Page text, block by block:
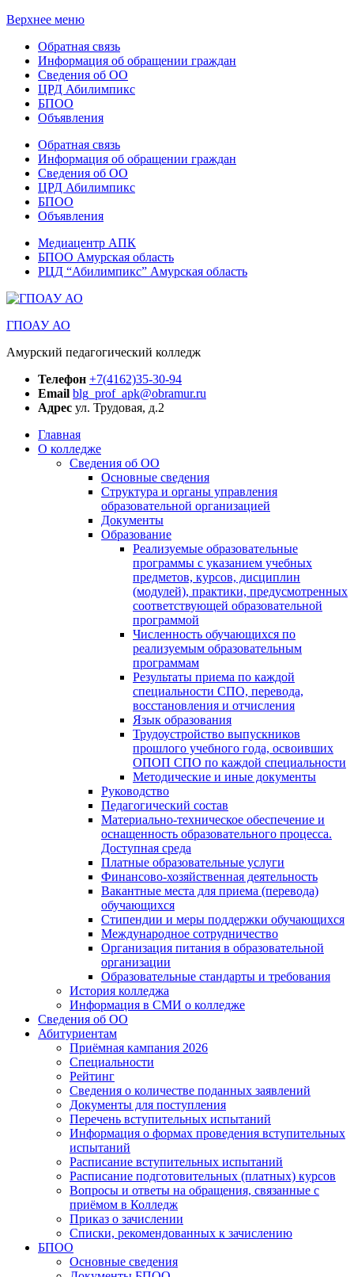
Верхнее меню
Обратная связь
Информация об обращении граждан
Сведения об ОО
ЦРД Абилимпикс
БПОО
Объявления
Обратная связь
Информация об обращении граждан
Сведения об ОО
ЦРД Абилимпикс
БПОО
Объявления
Медиацентр АПК
БПОО Амурская область
РЦД “Абилимпикс” Амурская область
ГПОАУ АО
Амурский педагогический колледж
Телефон +7(4162)35-30-94
Email blg_prof_apk@obramur.ru
Адрес ул. Трудовая, д.2
Главная
О колледже
Сведения об ОО
Основные сведения
Структура и органы управления
образовательной организацией
Документы
Образование
Реализуемые образовательные
программы с указанием учебных
предметов, курсов, дисциплин
(модулей), практики, предусмотренных
соответствующей образовательной
программой
Численность обучающихся по
реализуемым образовательным
программам
Результаты приема по каждой
специальности СПО, перевода,
восстановления и отчисления
Язык образования
Трудоустройство выпускников
прошлого учебного года, освоивших
ОПОП СПО по каждой специальности
Методические и иные документы
Руководство
Педагогический состав
Материально-техническое обеспечение и
оснащенность образовательного процесса.
Доступная среда
Платные образовательные услуги
Финансово-хозяйственная деятельность
Вакантные места для приема (перевода)
обучающихся
Стипендии и меры поддержки обучающихся
Международное сотрудничество
Организация питания в образовательной
организации
Образовательные стандарты и требования
История колледжа
Информация в СМИ о колледже
Сведения об ОО
Абитуриентам
Приёмная кампания 2026
Специальности
Рейтинг
Сведения о количестве поданных заявлений
Документы для поступления
Перечень вступительных испытаний
Информация о формах проведения вступительных
испытаний
Расписание вступительных испытаний
Расписание подготовительных (платных) курсов
Вопросы и ответы на обращения, связанные с
приёмом в Колледж
Приказ о зачислении
Списки, рекомендованных к зачислению
БПОО
Основные сведения